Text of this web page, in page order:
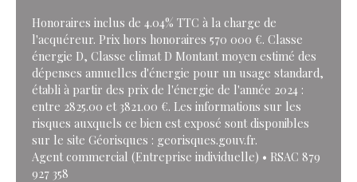
Honoraires inclus de 4.04% TTC à la charge de
l'acquéreur. Prix hors honoraires 570 000 €. Classe
énergie D, Classe climat D Montant moyen estimé des
dépenses annuelles d'énergie pour un usage standard,
établi à partir des prix de l'énergie de l'année 2024 :
entre 2825.00 et 3821.00 €. Les informations sur les
risques auxquels ce bien est exposé sont disponibles
sur le site Géorisques : georisques.gouv.fr.
Agent commercial (Entreprise individuelle) • RSAC 879
927 358